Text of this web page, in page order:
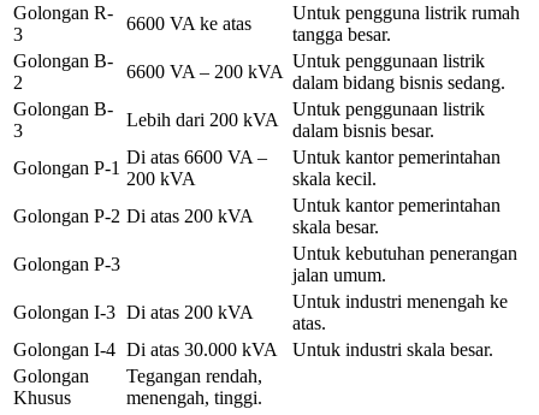
Golongan R-
3
6600 VA ke atas
Untuk pengguna listrik rumah
tangga besar.
Golongan B-
2
6600 VA – 200 kVA
Untuk penggunaan listrik
dalam bidang bisnis sedang.
Golongan B-
3
Lebih dari 200 kVA
Untuk penggunaan listrik
dalam bisnis besar.
Golongan P-1
Di atas 6600 VA –
200 kVA
Untuk kantor pemerintahan
skala kecil.
Golongan P-2 Di atas 200 kVA
Untuk kantor pemerintahan
skala besar.
Golongan P-3
Untuk kebutuhan penerangan
jalan umum.
Golongan I-3 Di atas 200 kVA
Untuk industri menengah ke
atas.
Golongan I-4 Di atas 30.000 kVA
Untuk industri skala besar.
Golongan
Khusus
Tegangan rendah,
menengah, tinggi.